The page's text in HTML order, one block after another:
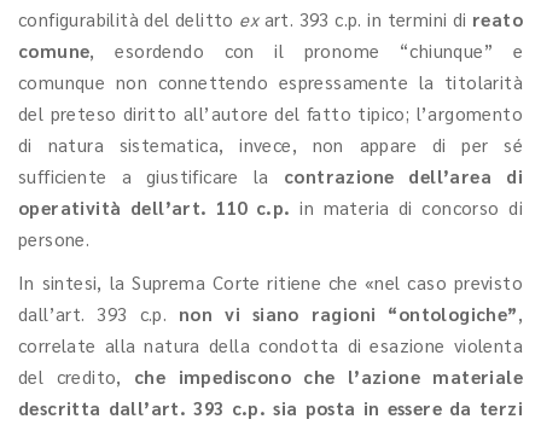
configurabilità del delitto exart. 393 c.p. in termini di reato
comune, esordendo con il pronome “chiunque” e
comunque non connettendo espressamente la titolarità
del preteso diritto all’autore del fatto tipico; l’argomento
di natura sistematica, invece, non appare di per sé
sufficiente a giustificare la contrazione dell’area di
operatività dell’art. 110 c.p. in materia di concorso di
persone.
In sintesi, la Suprema Corte ritiene che «nel caso previsto
dall’art. 393 c.p. non vi siano ragioni “ontologiche”,
correlate alla natura della condotta di esazione violenta
del credito, che impediscono che l’azione materiale
descritta dall’art. 393 c.p. sia posta in essere da terzi